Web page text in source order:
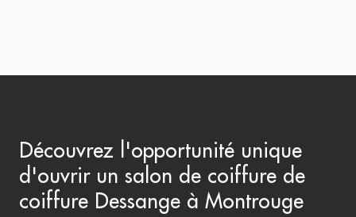
Découvrez l'opportunité unique
d'ouvrir un salon de coiffure de
coiffure Dessange à Montrouge